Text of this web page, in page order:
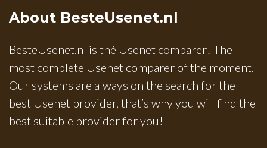
About BesteUsenet.nl
BesteUsenet.nl is thé Usenet comparer! The
most complete Usenet comparer of the moment.
Our systems are always on the search for the
best Usenet provider, that’s why you will find the
best suitable provider for you!